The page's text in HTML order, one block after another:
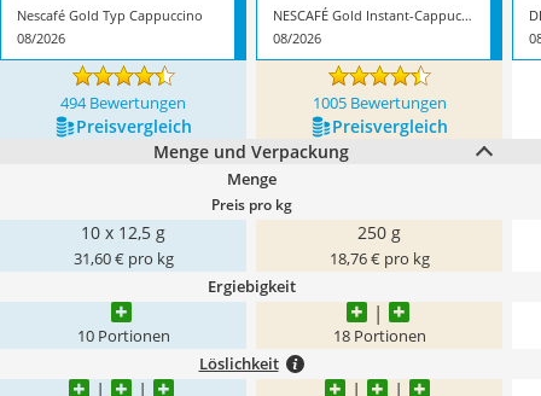
Nescafé Gold Typ Cappuccino
08/2026
NESCAFÉ Gold Instant-Cappuccino
08/2026
494 Bewertungen 1005 Bewertungen
Preis­vergleich
Preis­vergleich
Menge und Verpackung
Menge
Preis pro kg
10 x 12,5 g
31,60 € pro kg
250 g
18,76 € pro kg
Ergiebigkeit
10 Portionen 18 Portionen
Löslichkeit